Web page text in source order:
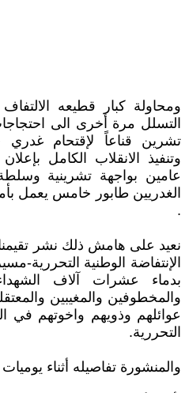
ومحاولة كبار قطيعه
التسلل مرة أخرى الى
تشرين قناعاً لإقتحام غدري
وتنفيذ الانقلاب الكامل
عامين بواجهة تشرينية
الغدريين طابور خامس يعمل
.
نعيد على هامش ذلك نشر تقيمنا
الإنتفاضة الوطنية التحررية-
بدماء عشرات آلاف
والمخطوفين والمغيبين
عوائلهم وذويهم واخوتهم في
التحررية.
والمنشورة تفاصيله أثناء